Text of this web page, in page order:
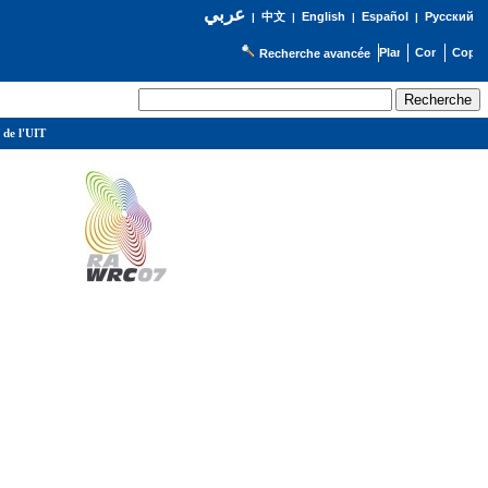
عربي| 中文| English | Español | Русский
Recherche avancée
de l'UIT